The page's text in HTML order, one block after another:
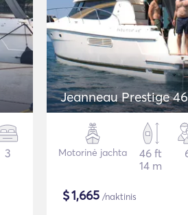
3
Jeanneau Prestige
Motorinė jachta
46 ft
14 m
$1,665 /naktinis